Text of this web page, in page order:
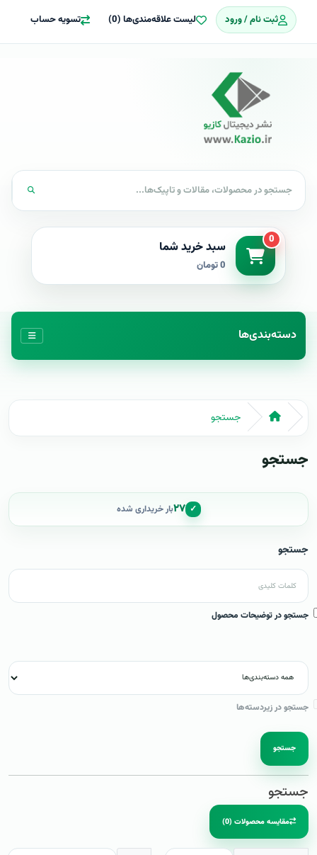
ثبت نام / ورود لیست علاقه‌مندی‌ها (0) تسویه حساب
0 سبد خرید شما
0 تومان
دسته‌بندی‌ها
جستجو
جستجو
✓ ۲۷بار خریداری شده
جستجو
جستجو در توضیحات محصول
جستجو در زیردسته‌ها
جستجو
جستجو
مقایسه محصولات (0)